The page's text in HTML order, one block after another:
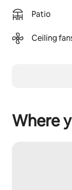
Patio
Ceiling
Where